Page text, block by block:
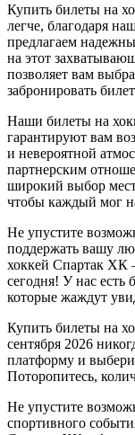
Купить билеты на
легче, благодаря
предлагаем
на этот
позволяет вам
забронировать
Наши билеты на
гарантируют вам
и невероятной
партнерским
широкий выбор
чтобы каждый мог
Не упустите
поддержать вашу
хоккей Спартак ХК
сегодня! У нас есть
которые жаждут
Купить билеты на
сентября 2026
платформу и
Поторопитесь,
Не упустите
спортивного